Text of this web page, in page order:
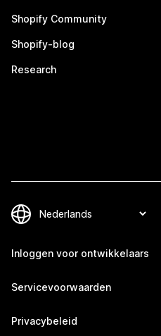
Shopify Community
Shopify-blog
Research
Inloggen voor ontwikkelaars
Servicevoorwaarden
Privacybeleid